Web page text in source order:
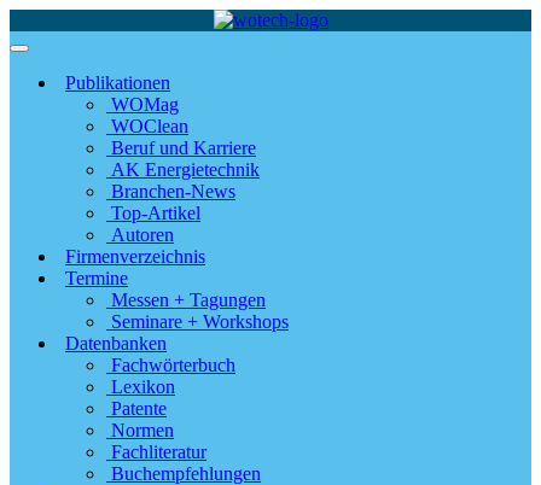
Publikationen
WOMag
WOClean
Beruf und Karriere
AK Energietechnik
Branchen-News
Top-Artikel
Autoren
Firmenverzeichnis
Termine
Messen + Tagungen
Seminare + Workshops
Datenbanken
Fachwörterbuch
Lexikon
Patente
Normen
Fachliteratur
Buchempfehlungen